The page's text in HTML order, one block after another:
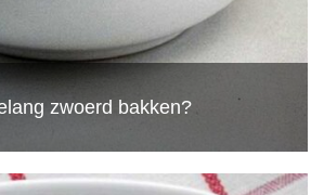
zwoerd bakken?